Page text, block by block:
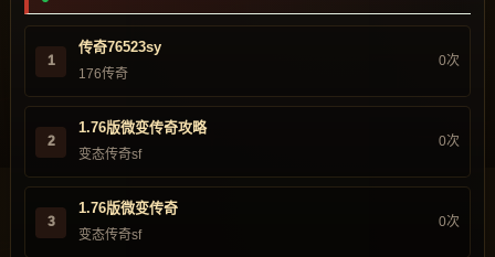
1
传奇76523sy
176传奇
0次
2
1.76版微变传奇攻略
变态传奇sf
0次
3
1.76版微变传奇
变态传奇sf
0次